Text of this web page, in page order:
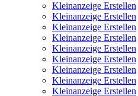
Kleinanzeige Erstellen
Kleinanzeige Erstellen
Kleinanzeige Erstellen
Kleinanzeige Erstellen
Kleinanzeige Erstellen
Kleinanzeige Erstellen
Kleinanzeige Erstellen
Kleinanzeige Erstellen
Kleinanzeige Erstellen